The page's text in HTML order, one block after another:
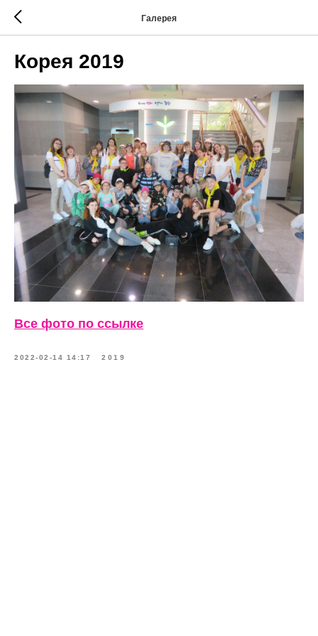
Галерея
Корея 2019
Все фото по ссылке
2022-02-14 14:17 2019